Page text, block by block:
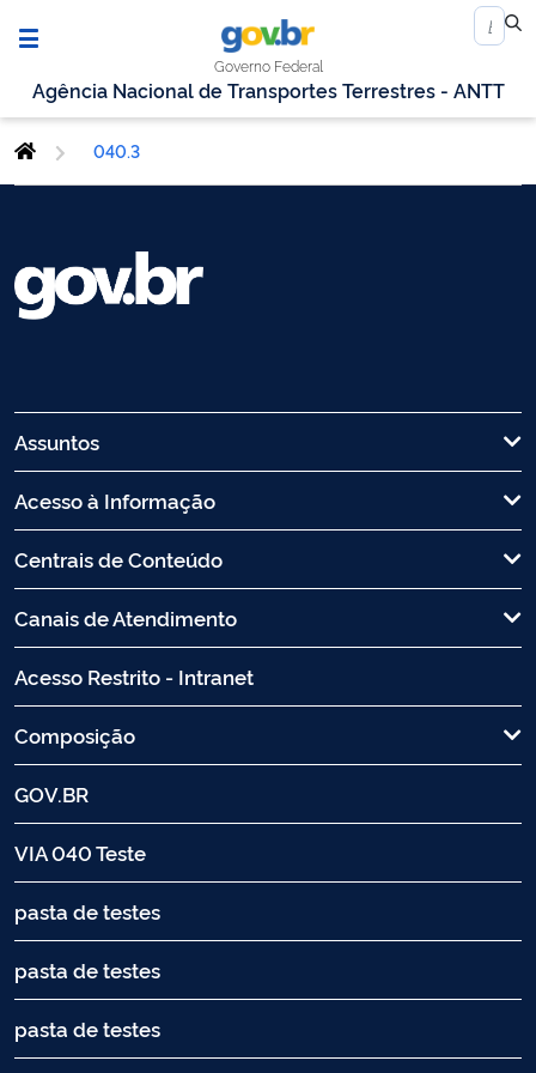
Governo Federal
Agência Nacional de Transportes Terrestres - ANTT
040.3
Assuntos
Acesso à Informação
Centrais de Conteúdo
Canais de Atendimento
Acesso Restrito - Intranet
Composição
GOV.BR
VIA 040 Teste
pasta de testes
pasta de testes
pasta de testes